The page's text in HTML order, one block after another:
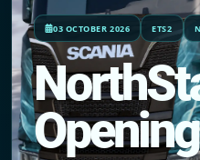
03 OCTOBER 2026 ETS2